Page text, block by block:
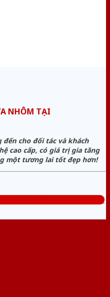
NHÔM TẠI
đến cho đối tác và khách
cao cấp, có giá trị gia tăng
một tương lai tốt đẹp hơn!
tư vấn miễn phí: 0824.400.400